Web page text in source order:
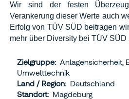
Wir sind der festen
Verankerung dieser Werte auch
Erfolg von TÜV SÜD beitragen
mehr über Diversity bei TÜV SÜD
Zielgruppe: Anlagensicherheit,
Umwelttechnik
Land / Region: Deutschland
Standort: Magdeburg